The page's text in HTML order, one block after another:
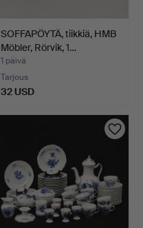
SOFFAPÖYTÄ, tiikkiä, HMB
Möbler, Rörvik, 1…
1 päivä
Tarjous
32 USD